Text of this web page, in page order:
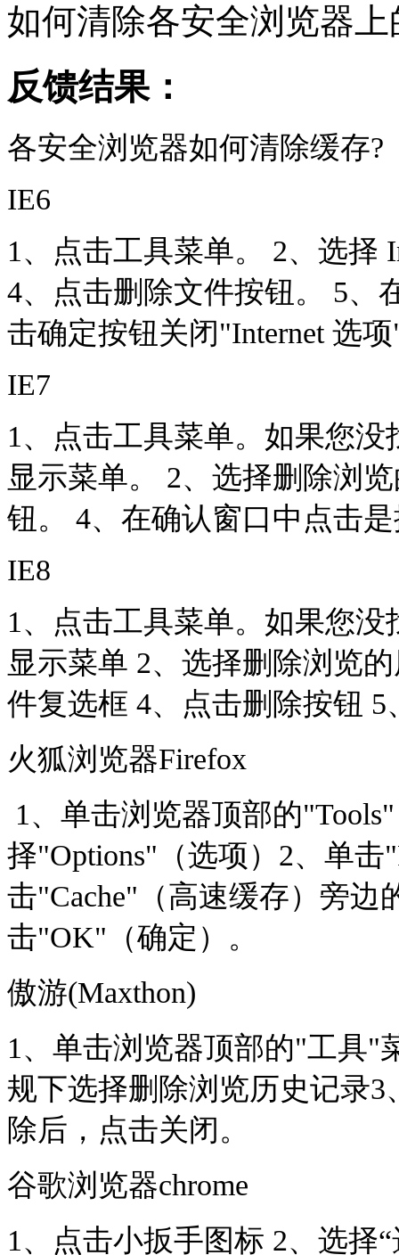
如何清除各安全浏览器
反馈结果：
各安全浏览器如何清除缓存?
IE6
1、点击工具菜单。 2、选择
4、点击删除文件按钮。 5、
击确定按钮关闭"Internet 选
IE7
1、点击工具菜单。如果您
显示菜单。 2、选择删除浏
钮。 4、在确认窗口中点击
IE8
1、点击工具菜单。如果您
显示菜单 2、选择删除浏览
件复选框 4、点击删除按钮
火狐浏览器Firefox
1、单击浏览器顶部的
择"Options"（选项）2、单击
击"Cache"（高速缓存）旁边
击"OK"（确定）。
傲游(Maxthon)
1、单击浏览器顶部的"工具"
规下选择删除浏览历史记录3
除后，点击关闭。
谷歌浏览器chrome
1、
点击小扳手图标 2、选择